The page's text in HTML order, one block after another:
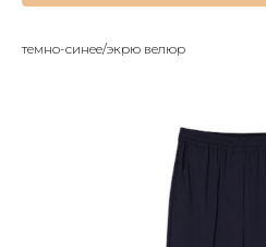
темно-синее/экрю велюр